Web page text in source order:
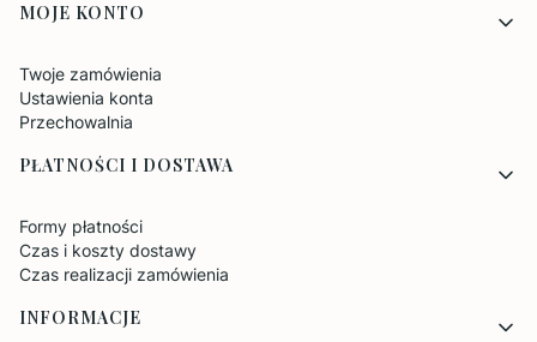
MOJE KONTO
Twoje zamówienia
Ustawienia konta
Przechowalnia
PŁATNOŚCI I DOSTAWA
Formy płatności
Czas i koszty dostawy
Czas realizacji zamówienia
INFORMACJE